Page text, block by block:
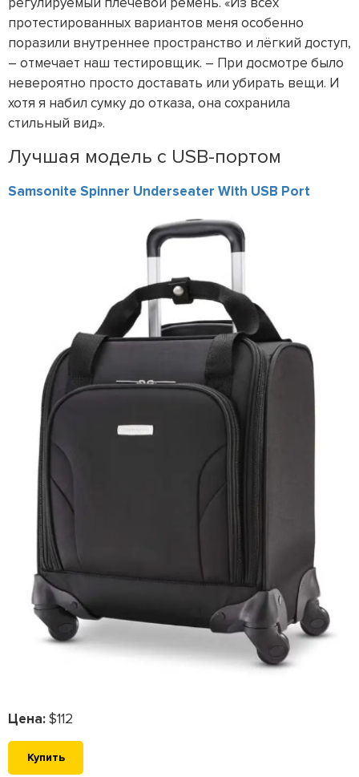
протестированных вариантов меня особенно
поразили внутреннее пространство и лёгкий доступ,
– отмечает наш тестировщик. – При досмотре было
невероятно просто доставать или убирать вещи. И
хотя я набил сумку до отказа, она сохранила
стильный вид».
Лучшая модель с USB-портом
Samsonite Spinner Underseater With USB Port
Цена:$112
Купить